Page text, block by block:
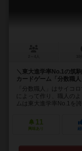
＼東大進学率No.1の筑
カードゲーム「分数職人
「分数職人」はサイコ
によって作り、職人の
ムは東大進学率No.1を
11
興味あり